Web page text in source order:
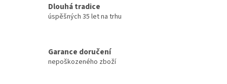
Dlouhá tradice
úspěšných 35 let na trhu
Garance doručení
nepoškozeného zboží